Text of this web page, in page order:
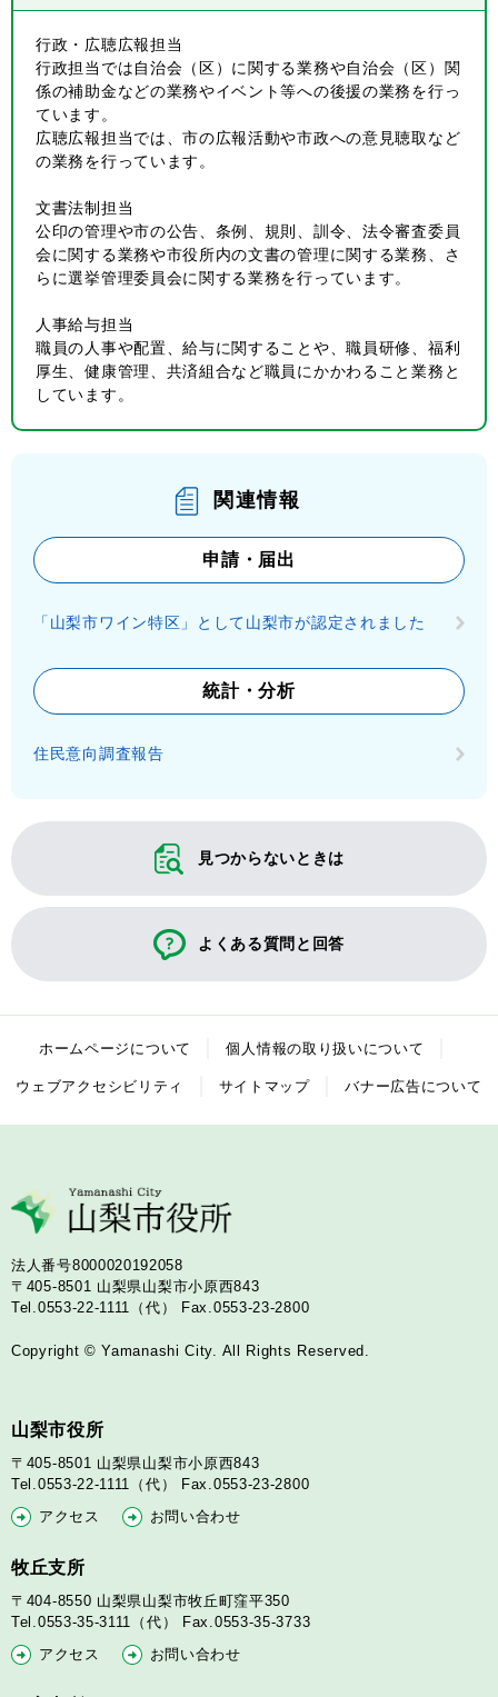
行政・広聴広報担当
行政担当では自治会（区）に関する業務や自治会（区）関
係の補助金などの業務やイベント等への後援の業務を行っ
ています。
広聴広報担当では、市の広報活動や市政への意見聴取など
の業務を行っています。
文書法制担当
公印の管理や市の公告、条例、規則、訓令、法令審査委員
会に関する業務や市役所内の文書の管理に関する業務、さ
らに選挙管理委員会に関する業務を行っています。
人事給与担当
職員の人事や配置、給与に関することや、職員研修、福利
厚生、健康管理、共済組合など職員にかかわること業務と
しています。
関連情報
申請・届出
「山梨市ワイン特区」として山梨市が認定されました
統計・分析
住民意向調査報告
見つからないときは
よくある質問と回答
ホームページについて 個人情報の取り扱いについて
ウェブアクセシビリティ サイトマップ バナー広告について
法人番号8000020192058
〒405-8501 山梨県山梨市小原西843
Tel.0553-22-1111（代）
Fax.0553-23-2800
Copyright © Yamanashi City. All Rights Reserved.
山梨市役所
〒405-8501 山梨県山梨市小原西843
Tel.0553-22-1111（代）
Fax.0553-23-2800
アクセス
お問い合わせ
牧丘支所
〒404-8550 山梨県山梨市牧丘町窪平350
Tel.0553-35-3111（代）
Fax.0553-35-3733
アクセス
お問い合わせ